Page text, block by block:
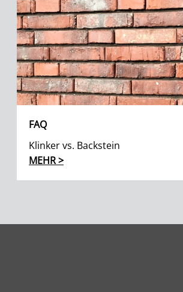
FAQ
Klinker vs. Backstein
MEHR >